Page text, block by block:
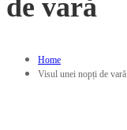
de vară
Home
Visul unei nopți de vară